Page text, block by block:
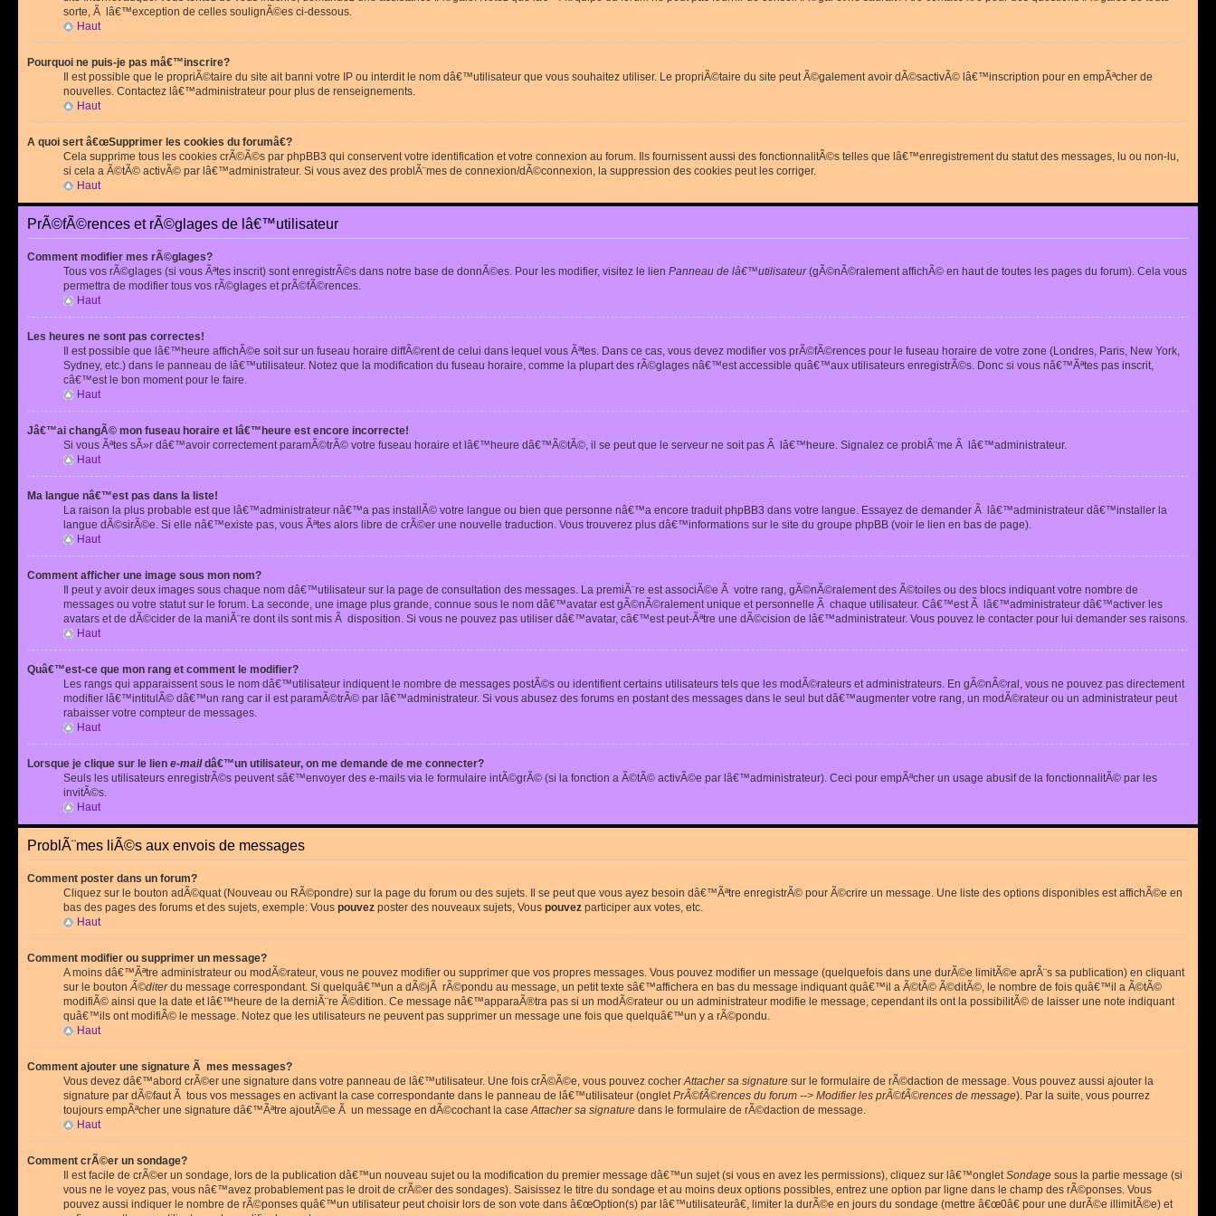
sorte, Ã lâ€™exception de celles soulignÃ©es ci-dessous.
Haut
Pourquoi ne puis-je pas mâ€™inscrire?
Il est possible que le propriÃ©taire du site ait banni votre IP ou interdit le nom dâ€™utilisateur que vous souhaitez utiliser. Le propriÃ©taire du site peut Ã©galement avoir dÃ©sactivÃ© lâ€™inscription pour en empÃªcher de
nouvelles. Contactez lâ€™administrateur pour plus de renseignements.
Haut
A quoi sert â€œSupprimer les cookies du forumâ€?
Cela supprime tous les cookies crÃ©Ã©s par phpBB3 qui conservent votre identification et votre connexion au forum. Ils fournissent aussi des fonctionnalitÃ©s telles que lâ€™enregistrement du statut des messages, lu ou non-lu,
si cela a Ã©tÃ© activÃ© par lâ€™administrateur. Si vous avez des problÃ¨mes de connexion/dÃ©connexion, la suppression des cookies peut les corriger.
Haut
PrÃ©fÃ©rences et rÃ©glages de lâ€™utilisateur
Comment modifier mes rÃ©glages?
Tous vos rÃ©glages (si vous Ãªtes inscrit) sont enregistrÃ©s dans notre base de donnÃ©es. Pour les modifier, visitez le lien Panneau de lâ€™utilisateur(gÃ©nÃ©ralement affichÃ© en haut de toutes les pages du forum). Cela vous
permettra de modifier tous vos rÃ©glages et prÃ©fÃ©rences.
Haut
Les heures ne sont pas correctes!
Il est possible que lâ€™heure affichÃ©e soit sur un fuseau horaire diffÃ©rent de celui dans lequel vous Ãªtes. Dans ce cas, vous devez modifier vos prÃ©fÃ©rences pour le fuseau horaire de votre zone (Londres, Paris, New York,
Sydney, etc.) dans le panneau de lâ€™utilisateur. Notez que la modification du fuseau horaire, comme la plupart des rÃ©glages nâ€™est accessible quâ€™aux utilisateurs enregistrÃ©s. Donc si vous nâ€™Ãªtes pas inscrit,
câ€™est le bon moment pour le faire.
Haut
Jâ€™ai changÃ© mon fuseau horaire et lâ€™heure est encore incorrecte!
Si vous Ãªtes sÃ»r dâ€™avoir correctement paramÃ©trÃ© votre fuseau horaire et lâ€™heure dâ€™Ã©tÃ©, il se peut que le serveur ne soit pas Ã lâ€™heure. Signalez ce problÃ¨me Ã lâ€™administrateur.
Haut
Ma langue nâ€™est pas dans la liste!
La raison la plus probable est que lâ€™administrateur nâ€™a pas installÃ© votre langue ou bien que personne nâ€™a encore traduit phpBB3 dans votre langue. Essayez de demander Ã lâ€™administrateur dâ€™installer la
langue dÃ©sirÃ©e. Si elle nâ€™existe pas, vous Ãªtes alors libre de crÃ©er une nouvelle traduction. Vous trouverez plus dâ€™informations sur le site du groupe phpBB (voir le lien en bas de page).
Haut
Comment afficher une image sous mon nom?
Il peut y avoir deux images sous chaque nom dâ€™utilisateur sur la page de consultation des messages. La premiÃ¨re est associÃ©e Ã votre rang, gÃ©nÃ©ralement des Ã©toiles ou des blocs indiquant votre nombre de
messages ou votre statut sur le forum. La seconde, une image plus grande, connue sous le nom dâ€™avatar est gÃ©nÃ©ralement unique et personnelle Ã chaque utilisateur. Câ€™est Ã lâ€™administrateur dâ€™activer les
avatars et de dÃ©cider de la maniÃ¨re dont ils sont mis Ã disposition. Si vous ne pouvez pas utiliser dâ€™avatar, câ€™est peut-Ãªtre une dÃ©cision de lâ€™administrateur. Vous pouvez le contacter pour lui demander ses raisons.
Haut
Quâ€™est-ce que mon rang et comment le modifier?
Les rangs qui apparaissent sous le nom dâ€™utilisateur indiquent le nombre de messages postÃ©s ou identifient certains utilisateurs tels que les modÃ©rateurs et administrateurs. En gÃ©nÃ©ral, vous ne pouvez pas directement
modifier lâ€™intitulÃ© dâ€™un rang car il est paramÃ©trÃ© par lâ€™administrateur. Si vous abusez des forums en postant des messages dans le seul but dâ€™augmenter votre rang, un modÃ©rateur ou un administrateur peut
rabaisser votre compteur de messages.
Haut
Lorsque je clique sur le lien e-maildâ€™un utilisateur, on me demande de me connecter?
Seuls les utilisateurs enregistrÃ©s peuvent sâ€™envoyer des e-mails via le formulaire intÃ©grÃ© (si la fonction a Ã©tÃ© activÃ©e par lâ€™administrateur). Ceci pour empÃªcher un usage abusif de la fonctionnalitÃ© par les
invitÃ©s.
Haut
ProblÃ¨mes liÃ©s aux envois de messages
Comment poster dans un forum?
Cliquez sur le bouton adÃ©quat (Nouveau ou RÃ©pondre) sur la page du forum ou des sujets. Il se peut que vous ayez besoin dâ€™Ãªtre enregistrÃ© pour Ã©crire un message. Une liste des options disponibles est affichÃ©e en
bas des pages des forums et des sujets, exemple: Vous pouvez poster des nouveaux sujets, Vous pouvez participer aux votes, etc.
Haut
Comment modifier ou supprimer un message?
A moins dâ€™Ãªtre administrateur ou modÃ©rateur, vous ne pouvez modifier ou supprimer que vos propres messages. Vous pouvez modifier un message (quelquefois dans une durÃ©e limitÃ©e aprÃ¨s sa publication) en cliquant
sur le boutonÃ©diterdu message correspondant. Si quelquâ€™un a dÃ©jÃ rÃ©pondu au message, un petit texte sâ€™affichera en bas du message indiquant quâ€™il a Ã©tÃ© Ã©ditÃ©, le nombre de fois quâ€™il a Ã©tÃ©
modifiÃ© ainsi que la date et lâ€™heure de la derniÃ¨re Ã©dition. Ce message nâ€™apparaÃ®tra pas si un modÃ©rateur ou un administrateur modifie le message, cependant ils ont la possibilitÃ© de laisser une note indiquant
quâ€™ils ont modifiÃ© le message. Notez que les utilisateurs ne peuvent pas supprimer un message une fois que quelquâ€™un y a rÃ©pondu.
Haut
Comment ajouter une signature Ã mes messages?
Vous devez dâ€™abord crÃ©er une signature dans votre panneau de lâ€™utilisateur. Une fois crÃ©Ã©e, vous pouvez cocherAttacher sa signature sur le formulaire de rÃ©daction de message. Vous pouvez aussi ajouter la
signature par dÃ©faut Ã tous vos messages en activant la case correspondante dans le panneau de lâ€™utilisateur (ongletPrÃ©fÃ©rences du forum --> Modifier les prÃ©fÃ©rences de message). Par la suite, vous pourrez
toujours empÃªcher une signature dâ€™Ãªtre ajoutÃ©e Ã un message en dÃ©cochant la caseAttacher sa signature dans le formulaire de rÃ©daction de message.
Haut
Comment crÃ©er un sondage?
Il est facile de crÃ©er un sondage, lors de la publication dâ€™un nouveau sujet ou la modification du premier message dâ€™un sujet (si vous en avez les permissions), cliquez sur lâ€™ongletSondage sous la partie message (si
vous ne le voyez pas, vous nâ€™avez probablement pas le droit de crÃ©er des sondages). Saisissez le titre du sondage et au moins deux options possibles, entrez une option par ligne dans le champ des rÃ©ponses. Vous
pouvez aussi indiquer le nombre de rÃ©ponses quâ€™un utilisateur peut choisir lors de son vote dans â€œOption(s) par lâ€™utilisateurâ€, limiter la durÃ©e en jours du sondage (mettre â€œ0â€ pour une durÃ©e illimitÃ©e) et